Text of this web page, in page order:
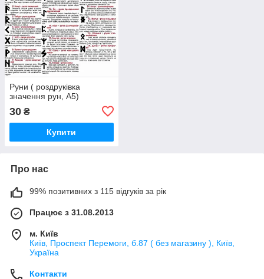
Руни ( роздруківка
значення рун, А5)
30 ₴
Купити
Про нас
99% позитивних з 115 відгуків за рік
Працює з 31.08.2013
м. Київ
Київ, Проспект Перемоги, б.87 ( без магазину ), Київ,
Україна
Контакти